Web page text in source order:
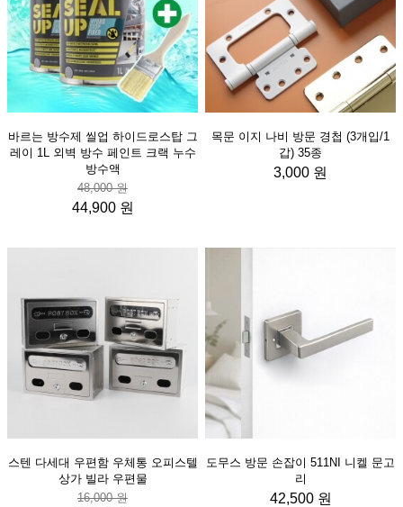
바르는 방수제 씰업 하이드로스탑 그
레이 1L 외벽 방수 페인트 크랙 누수
방수액
48,000 원
44,900 원
목문 이지 나비 방문 경첩 (3개입/1
갑) 35종
3,000 원
스텐 다세대 우편함 우체통 오피스텔
상가 빌라 우편물
16,000 원
도무스 방문 손잡이 511NI 니켈 문고
리
42,500 원